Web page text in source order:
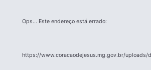
Ops... Este endereço está errado:
https://www.coracaodejesus.mg.gov.br/